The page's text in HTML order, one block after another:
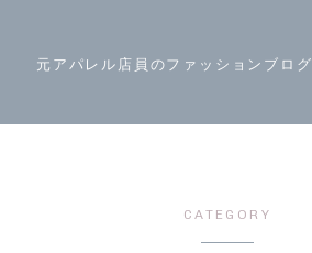
元アパレル店員のファッションブログ
CATEGORY